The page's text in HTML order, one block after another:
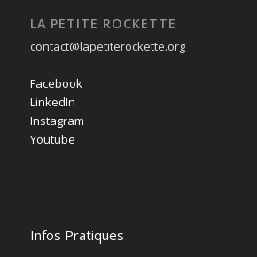
LA PETITE ROCKETTE
contact@lapetiterockette.org
Facebook
LinkedIn
Instagram
Youtube
Infos Pratiques